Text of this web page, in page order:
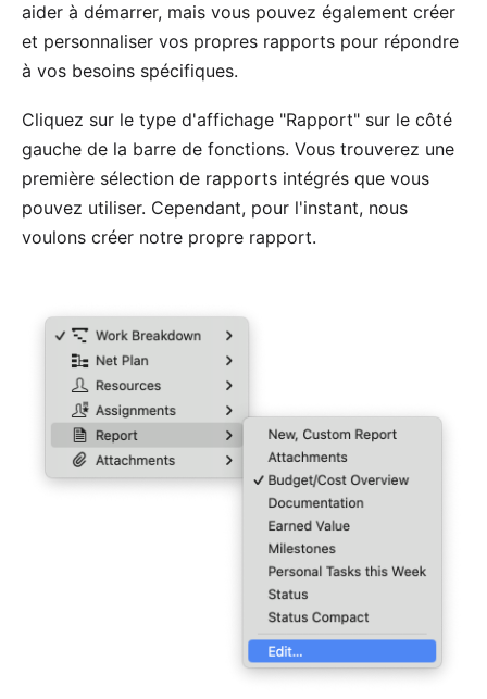
aider à démarrer, mais vous pouvez également créer
et personnaliser vos propres rapports pour répondre
à vos besoins spécifiques.
Cliquez sur le type d'affichage "Rapport" sur le côté
gauche de la barre de fonctions. Vous trouverez une
première sélection de rapports intégrés que vous
pouvez utiliser. Cependant, pour l'instant, nous
voulons créer notre propre rapport.